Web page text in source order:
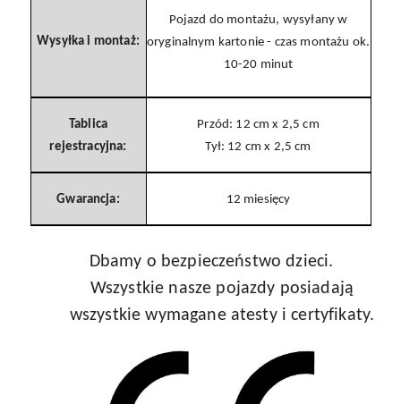
Wysyłka i montaż:
Pojazd do montażu, wysyłany w
oryginalnym kartonie - czas montażu ok.
10-20 minut
Tablica
rejestracyjna:
Przód: 12 cm x 2,5 cm
Tył: 12 cm x 2,5 cm
Gwarancja: 12 miesięcy
Dbamy o bezpieczeństwo dzieci.
Wszystkie nasze pojazdy posiadają
wszystkie wymagane atesty i certyfikaty.